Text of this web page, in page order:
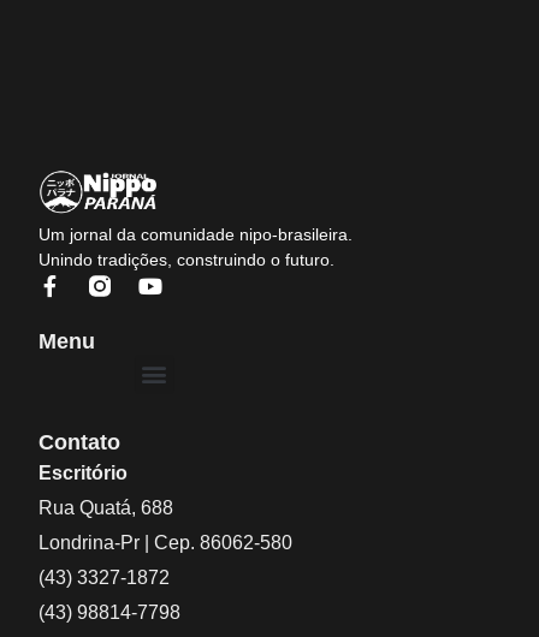
Um jornal da comunidade nipo-brasileira.
Unindo tradições, construindo o futuro.
Menu
Contato
Escritório
Rua Quatá, 688
Londrina-Pr | Cep. 86062-580
(43) 3327-1872
(43) 98814-7798